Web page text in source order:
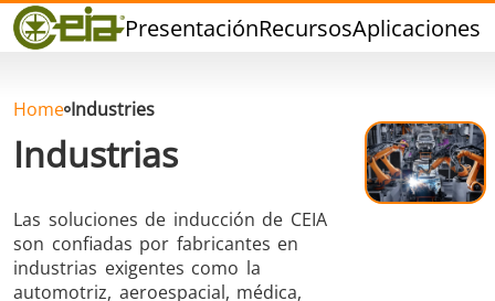
PresentaciónRecursosAplicaciones
Calidad
Eventos
FAQ
Soldadura dura
Soldadura con
Estaño
Home Industries
Industrias
Las soluciones de inducción de CEIA
son confiadas por fabricantes en
industrias exigentes como la
automotriz, aeroespacial, médica,